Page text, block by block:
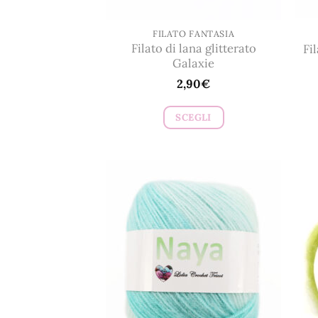
FILATO FANTASIA
Filato di lana glitterato
Galaxie
2,90€
SCEGLI
più
varianti.
Le
opzioni
possono
scelte